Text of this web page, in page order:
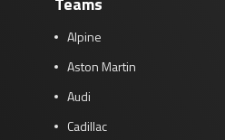
Kwalificatie
GP ABU DHABI 2026
Kwalificatie
Alpine
Aston Martin
Audi
Cadillac